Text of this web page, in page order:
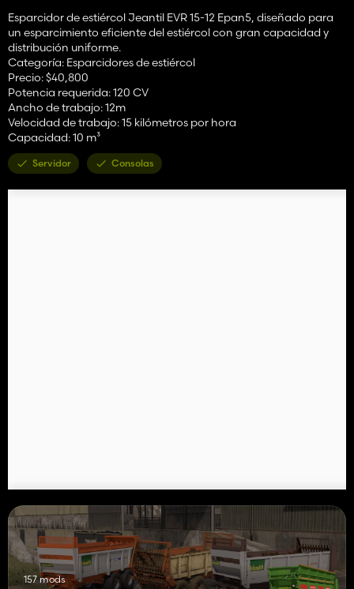
Esparcidor de estiércol Jeantil EVR 15-12 Epan5, diseñado para
un esparcimiento eficiente del estiércol con gran capacidad y
distribución uniforme.
Categoría: Esparcidores de estiércol
Precio: $40,800
Potencia requerida: 120 CV
Ancho de trabajo: 12m
Velocidad de trabajo: 15 kilómetros por hora
Capacidad: 10 m³
Servidor Consolas
157 mods